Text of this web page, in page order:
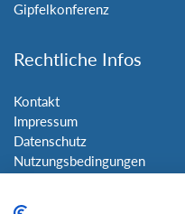
Gipfelkonferenz
Rechtliche Infos
Kontakt
Impressum
Datenschutz
Nutzungsbedingungen